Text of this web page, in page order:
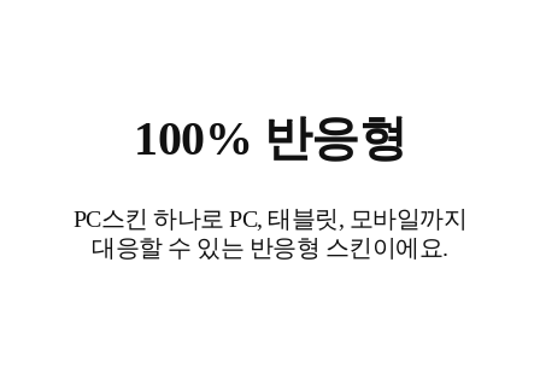
100% 반응형
PC스킨 하나로 PC, 태블릿, 모바일까지
대응할 수 있는 반응형 스킨이에요.